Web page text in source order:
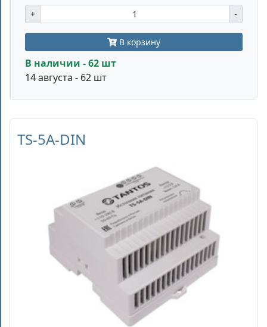
+ -
В корзину
В наличии - 62 шт
14 августа - 62 шт
TS-5A-DIN